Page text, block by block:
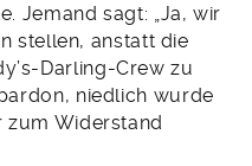
Jemand sagt: „Ja, wir
stellen, anstatt die
Darling-Crew zu
niedlich wurde
Widerstand